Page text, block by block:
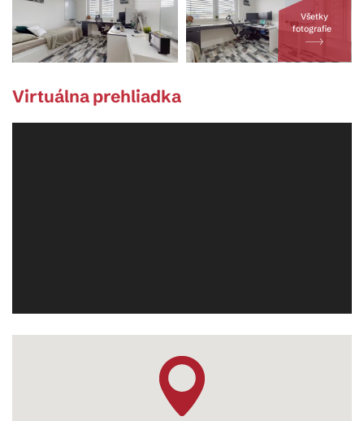
Všetky
fotografie
Virtuálna prehliadka